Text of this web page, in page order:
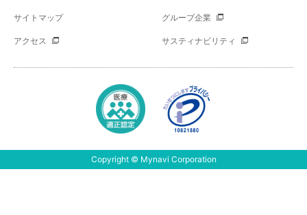
サイトマップ グループ企業
アクセス サスティナビリティ
Copyright © Mynavi Corporation